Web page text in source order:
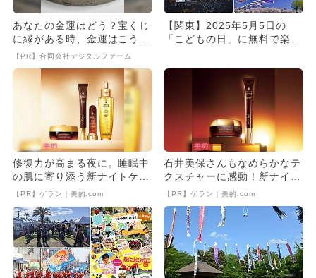
あなたの金運はどう？宝くじ
に縁がある時、金運はこう変
わる
【PR】合同会社デジタルファーム
【関東】2025年5月5日の
「こどもの日」に無料で楽し
修復力が高まる夜に。睡眠中
の肌に寄り添う新ナイトケア
が誕生！
【PR】ゲラン｜美的.com
石井美保さんもなめらかなテ
クスチャーに感動！新ナイト
ケア
【PR】ゲラン｜美的.com